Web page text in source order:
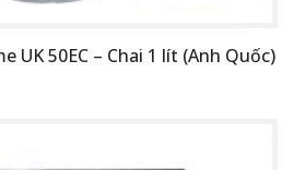
UK 50EC – Chai 1 lít (Anh Quốc)